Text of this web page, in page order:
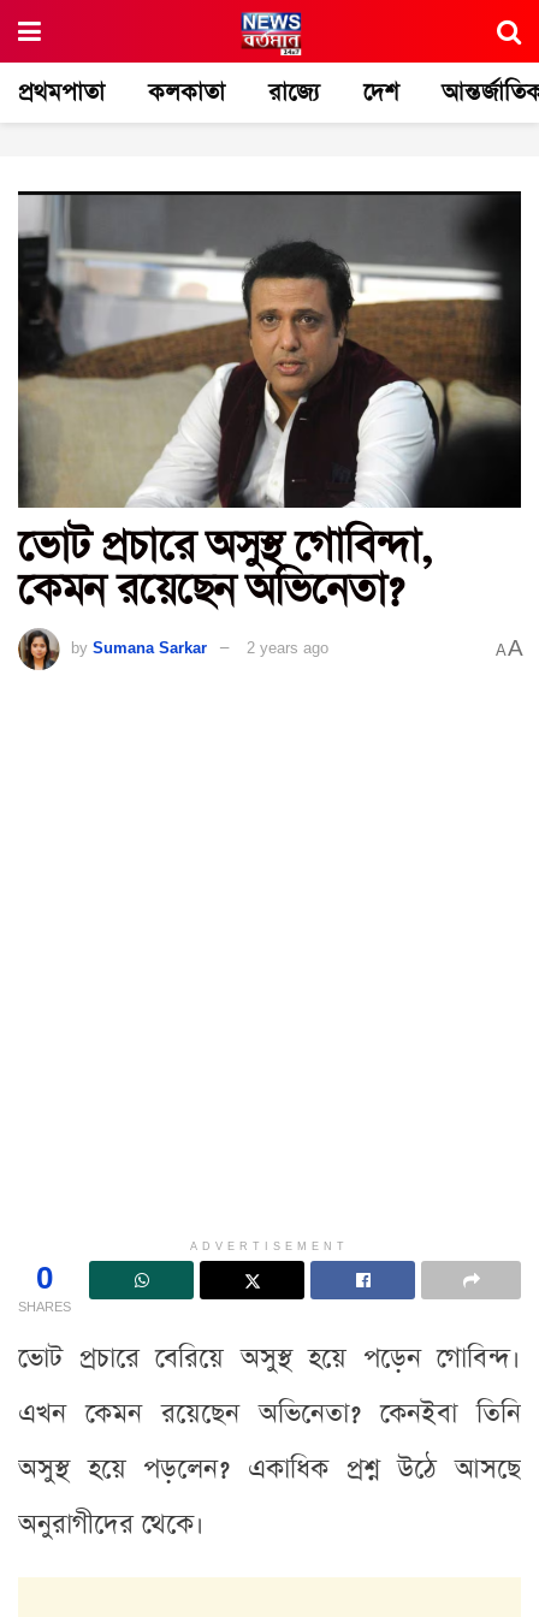
প্রথমপাতা কলকাতা রাজ্যে দেশ
ভোট প্রচারে অসুস্থ গোবিন্দা,
কেমন রয়েছেন অভিনেতা?
by Sumana Sarkar 2 years ago AA
ADVERTISEMENT
0
SHARES
ভোট প্রচারে বেরিয়ে অসুস্থ হয়ে পড়েন গোবিন্দ।
এখন কেমন রয়েছেন অভিনেতা? কেনইবা তিনি
অসুস্থ হয়ে পড়লেন? একাধিক প্রশ্ন উঠে আসছে
অনুরাগীদের থেকে।